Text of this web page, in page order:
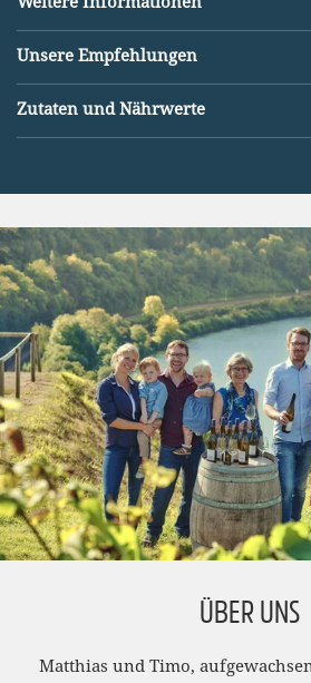
Unsere Empfehlungen
Zutaten und Nährwerte
ÜBER UNS
Matthias und Timo,